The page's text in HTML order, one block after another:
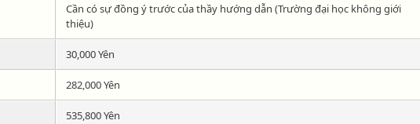
Cần có sự đồng ý trước của thầy hướng dẫn (Trường đại học không giới
thiệu)
30,000 Yên
282,000 Yên
535,800 Yên